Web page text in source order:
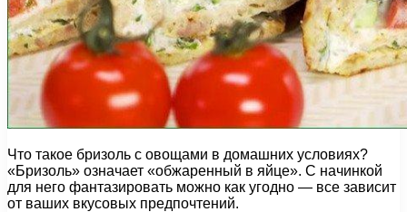
Что такое бризоль с овощами в домашних условиях?
«Бризоль» означает «обжаренный в яйце». С начинкой
для него фантазировать можно как угодно — все зависит
от ваших вкусовых предпочтений.